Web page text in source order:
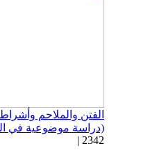
الفتن والملاحم
(دراسة موضوعية في
2342 |